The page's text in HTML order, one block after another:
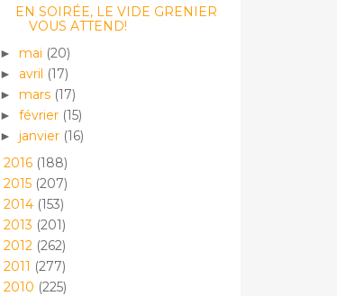
EN SOIRÉE, LE VIDE GRENIER
VOUS ATTEND!
► mai (20)
► avril (17)
► mars (17)
► février (15)
► janvier (16)
2016 (188)
2015 (207)
2014 (153)
2013 (201)
2012 (262)
2011 (277)
2010 (225)